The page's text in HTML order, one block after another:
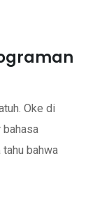
Oke di
bahasa
bahwa